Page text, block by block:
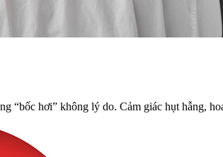
“bốc hơi” không lý do. Cảm giác hụt hẫng,